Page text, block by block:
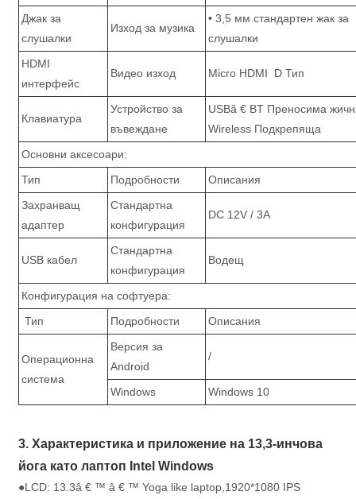
Джак за
слушалки
Изход за музика
• 3,5 мм стандартен жак за
слушалки
HDMI
интерфейс
Видео изход Micro HDMI D Тип
Клавиатура
Устройство за
въвеждане
USBã € BT Преносима
Wireless Подкрепяща
Основни аксесоари:
Тип
Подробности
Описания
Захранващ
адаптер
Стандартна
конфигурация
DC 12V / 3A
USB кабел
Стандартна
конфигурация
Водещ
Конфигурация на софтуера:
Тип
Подробности Описания
Операционна
система
Версия за
Android
/
Windows Windows 10
3. Характеристика и приложение на 13,3-инчова
йога като лаптоп Intel Windows
●LCD: 13.3â € ™ â € ™ Yoga like laptop,1920*1080 IPS